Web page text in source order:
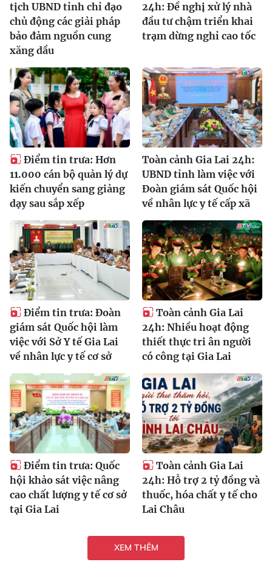
tịch UBND tỉnh chỉ đạo
chủ động các giải pháp
bảo đảm nguồn cung
xăng dầu
24h: Đề nghị xử lý nhà
đầu tư chậm triển khai
trạm dừng nghỉ cao tốc
Điểm tin trưa: Hơn
11.000 cán bộ quản lý dự
kiến chuyển sang giảng
dạy sau sắp xếp
Toàn cảnh Gia Lai 24h:
UBND tỉnh làm việc với
Đoàn giám sát Quốc hội
về nhân lực y tế cấp xã
Điểm tin trưa: Đoàn
giám sát Quốc hội làm
việc với Sở Y tế Gia Lai
về nhân lực y tế cơ sở
Toàn cảnh Gia Lai
24h: Nhiều hoạt động
thiết thực tri ân người
có công tại Gia Lai
Điểm tin trưa: Quốc
hội khảo sát việc nâng
cao chất lượng y tế cơ sở
tại Gia Lai
Toàn cảnh Gia Lai
24h: Hỗ trợ 2 tỷ đồng và
thuốc, hóa chất y tế cho
Lai Châu
XEM THÊM